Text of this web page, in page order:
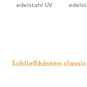
edelstahl UV
Schließkästen